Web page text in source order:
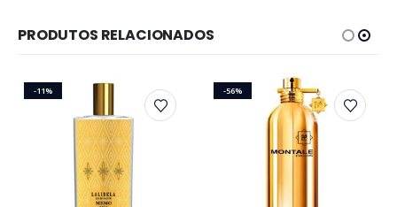
PRODUTOS RELACIONADOS
-11% -56%